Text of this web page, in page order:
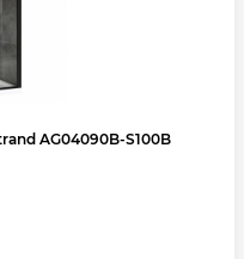
AG04090B-S100B